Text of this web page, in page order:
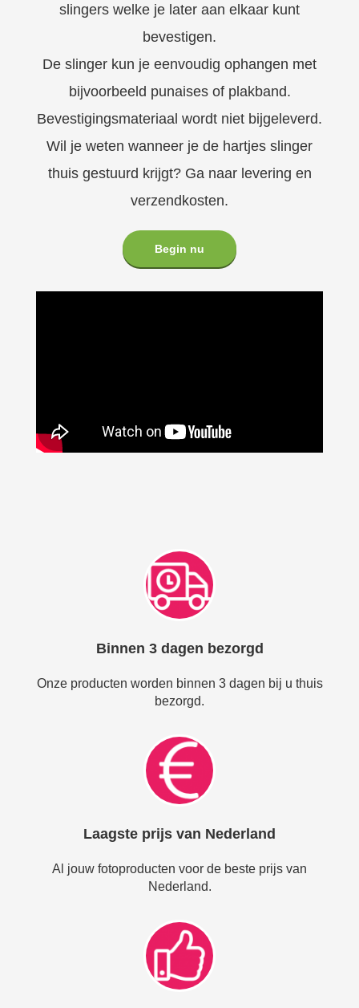
slingers welke je later aan elkaar kunt
bevestigen.
De slinger kun je eenvoudig ophangen met
bijvoorbeeld punaises of plakband.
Bevestigingsmateriaal wordt niet bijgeleverd.
Wil je weten wanneer je de hartjes slinger
thuis gestuurd krijgt? Ga naar levering en
verzendkosten.
Begin nu
Binnen 3 dagen bezorgd
Onze producten worden binnen 3 dagen bij u thuis
bezorgd.
Laagste prijs van Nederland
Al jouw fotoproducten voor de beste prijs van
Nederland.